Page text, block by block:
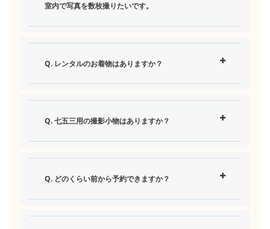
室内で写真を数枚撮りたいです。
Q. レンタルのお着物はありますか？
Q. 七五三用の撮影小物はありますか？
Q. どのくらい前から予約できますか？